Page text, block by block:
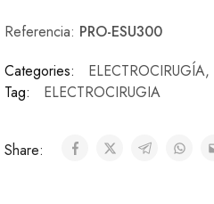
Referencia: PRO-ESU300
Categories:
ELECTROCIRUGÍA,
Tag:
ELECTROCIRUGIA
Share: